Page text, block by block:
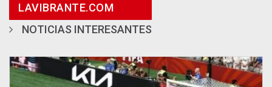
LAVIBRANTE.COM
NOTICIAS INTERESANTES